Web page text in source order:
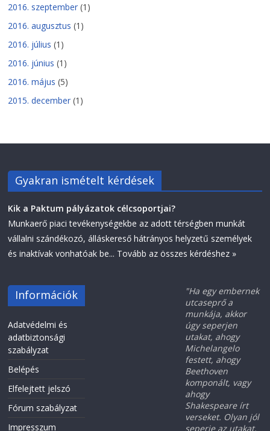
2016. szeptember (1)
2016. augusztus (1)
2016. július (1)
2016. június (1)
2016. május (5)
2015. december (1)
Gyakran ismételt kérdések
Kik a Paktum pályázatok célcsoportjai?
Munkaerő piaci tevékenységekbe az adott térségben munkát
vállalni szándékozó, álláskereső hátrányos helyzetű személyek
és inaktívak vonhatóak be... Tovább az összes kérdéshez »
Információk
Adatvédelmi és
adatbiztonsági
szabályzat
Belépés
Elfelejtett jelszó
Fórum szabályzat
Impresszum
"Ha egy embernek
utcaseprő a
munkája, akkor
úgy seperjen
utakat, ahogy
Michelangelo
festett, ahogy
Beethoven
komponált, vagy
ahogy
Shakespeare írt
verseket. Olyan jól
seperje az utakat,